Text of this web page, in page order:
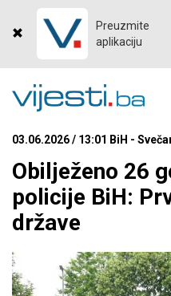
Preuzmite
aplikaciju
03.06.2026 / 13:01 BiH -
Obilježeno 26
policije BiH:
države